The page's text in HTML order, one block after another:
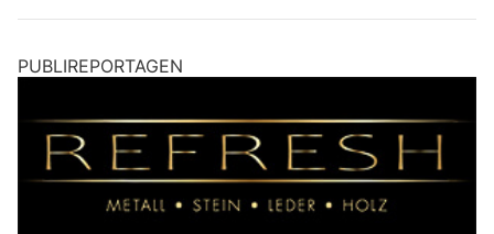
PUBLIREPORTAGEN